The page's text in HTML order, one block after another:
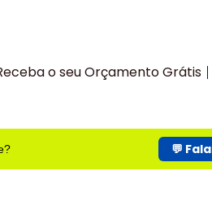
o seu Orçamento Grátis
💬